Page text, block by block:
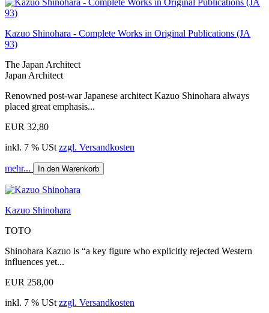
Kazuo Shinohara - Complete Works in Original Publications (JA
93)
The Japan Architect
Japan Architect
Renowned post-war Japanese architect Kazuo Shinohara always
placed great emphasis...
EUR 32,80
inkl. 7 % USt zzgl. Versandkosten
mehr... In den Warenkorb
Kazuo Shinohara
TOTO
Shinohara Kazuo is “a key figure who explicitly rejected Western
influences yet...
EUR 258,00
inkl. 7 % USt zzgl. Versandkosten